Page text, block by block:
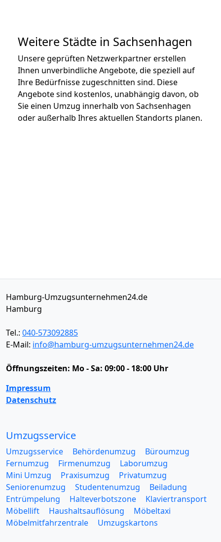
Weitere Städte in Sachsenhagen
Unsere geprüften Netzwerkpartner erstellen
Ihnen unverbindliche Angebote, die speziell auf
Ihre Bedürfnisse zugeschnitten sind. Diese
Angebote sind kostenlos, unabhängig davon, ob
Sie einen Umzug innerhalb von Sachsenhagen
oder außerhalb Ihres aktuellen Standorts planen.
Hamburg-Umzugsunternehmen24.de
Hamburg
Tel.: 040-573092885
E-Mail: info@hamburg-umzugsunternehmen24.de
Öffnungszeiten: Mo - Sa: 09:00 - 18:00 Uhr
Impressum
Datenschutz
Umzugsservice
Umzugsservice Behördenumzug
Büroumzug
Fernumzug
Firmenumzug
Laborumzug
Mini Umzug
Praxisumzug
Privatumzug
Seniorenumzug
Studentenumzug
Beiladung
Entrümpelung
Halteverbotszone
Klaviertransport
Möbellift
Haushaltsauflösung
Möbeltaxi
Möbelmitfahrzentrale
Umzugskartons